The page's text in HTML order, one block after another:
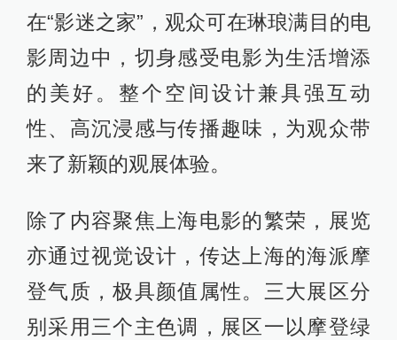
在“影迷之家”，观众可在琳琅满目的电
影周边中，切身感受电影为生活增添
的美好。整个空间设计兼具强互动
性、高沉浸感与传播趣味，为观众带
来了新颖的观展体验。
除了内容聚焦上海电影的繁荣，展览
亦通过视觉设计，传达上海的海派摩
登气质，极具颜值属性。三大展区分
别采用三个主色调，展区一以摩登绿